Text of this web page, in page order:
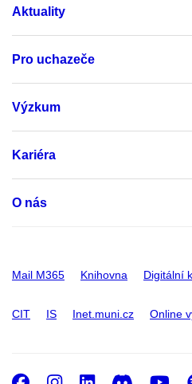
Aktuality
Pro uchazeče
Výzkum
Kariéra
O nás
Mail M365 Knihovna Digitální
CIT IS Inet.muni.cz Online